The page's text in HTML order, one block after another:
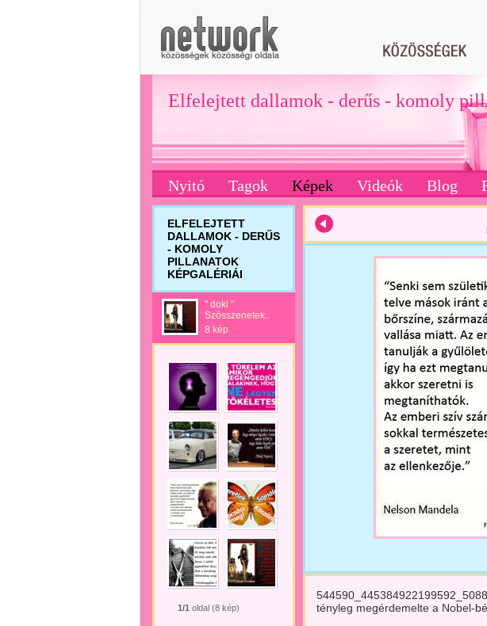
Elfelejtett dallamok - derűs - komoly
Nyitó Tagok Képek Videók Blog
ELFELEJTETT
DALLAMOK - DERŰS
- KOMOLY
PILLANATOK
KÉPGALÉRIÁI
" doki "
Szösszenetek..
8 kép
1/1 oldal (8 kép)
tényleg megérdemelte a Nobel-